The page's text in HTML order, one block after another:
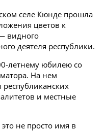
селе Кюнде прошла
цветов к
видного
деятеля республики.
летнему юбилею со
На нем
республиканских
и местные
не просто имя в